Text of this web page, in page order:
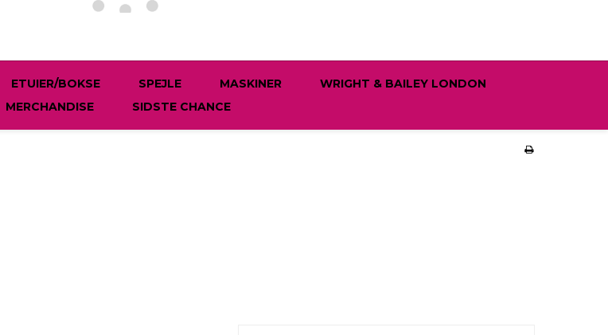
ETUIER/BOKSE SPEJLE MASKINER
WRIGHT & BAILEY LONDON
MERCHANDISE SIDSTE CHANCE